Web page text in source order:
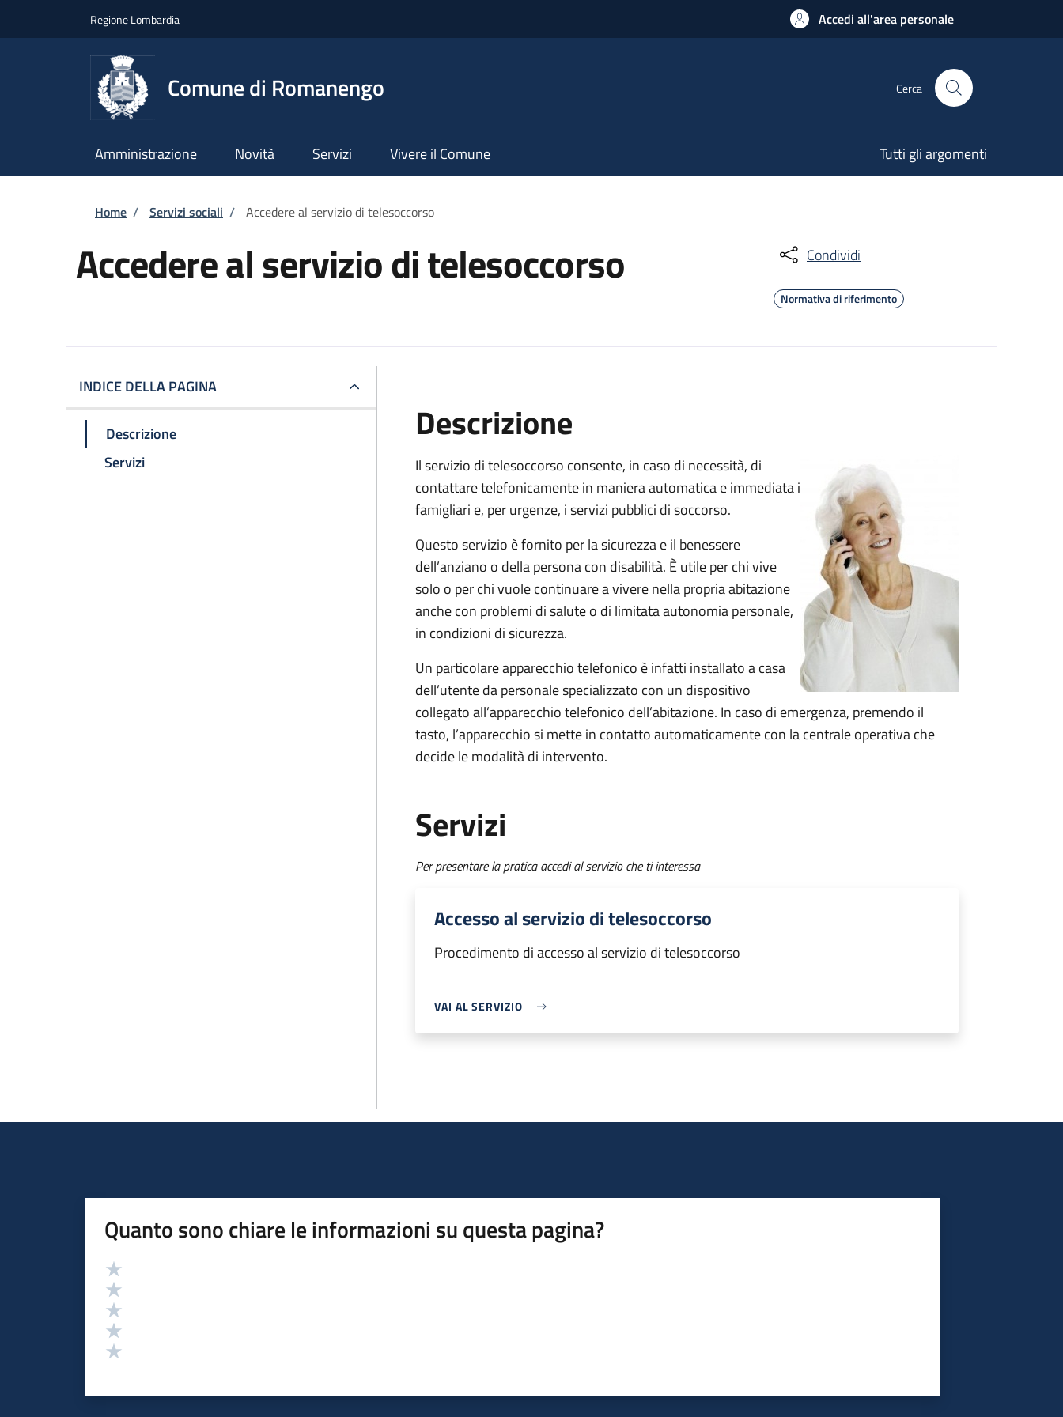
Regione Lombardia Accedi all'area personale
Comune di Romanengo Cerca
Amministrazione Novità Servizi Vivere il Comune Tutti gli argomenti
Briciole di pane
Home / Servizi sociali / Accedere al servizio di telesoccorso
Accedere al servizio di telesoccorso Condividi
Normativa di riferimento
INDICE DELLA PAGINA
Descrizione
Servizi
Descrizione
Il servizio di telesoccorso consente, in caso di necessità, di
contattare telefonicamente in maniera automatica e immediata i
famigliari e, per urgenze, i servizi pubblici di soccorso.
Questo servizio è fornito per la sicurezza e il benessere
dell’anziano o della persona con disabilità. È utile per chi vive
solo o per chi vuole continuare a vivere nella propria abitazione
anche con problemi di salute o di limitata autonomia personale,
in condizioni di sicurezza.
Un particolare apparecchio telefonico è infatti installato a casa
dell’utente da personale specializzato con un dispositivo
collegato all’apparecchio telefonico dell’abitazione. In caso di emergenza, premendo il
tasto, l’apparecchio si mette in contatto automaticamente con la centrale operativa che
decide le modalità di intervento.
Servizi
Per presentare la pratica accedi al servizio che ti interessa
Accesso al servizio di telesoccorso
Procedimento di accesso al servizio di telesoccorso
VAI AL SERVIZIO
Quanto sono chiare le informazioni su questa pagina?
Valutazione